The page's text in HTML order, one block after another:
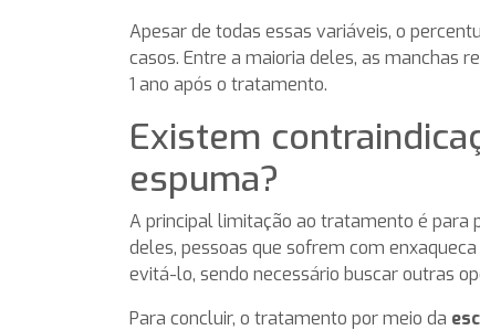
Apesar de todas essas variáveis, o
casos. Entre a maioria deles, as manchas
1 ano após o tratamento.
Existem
espuma?
A principal limitação ao tratamento é para
deles, pessoas que sofrem com
evitá-lo, sendo necessário buscar outras
Para concluir, o tratamento por meio da